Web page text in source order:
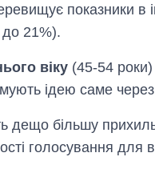
показники в
до 21%).
віку (45-54
ідею саме
дещо більшу
голосування для